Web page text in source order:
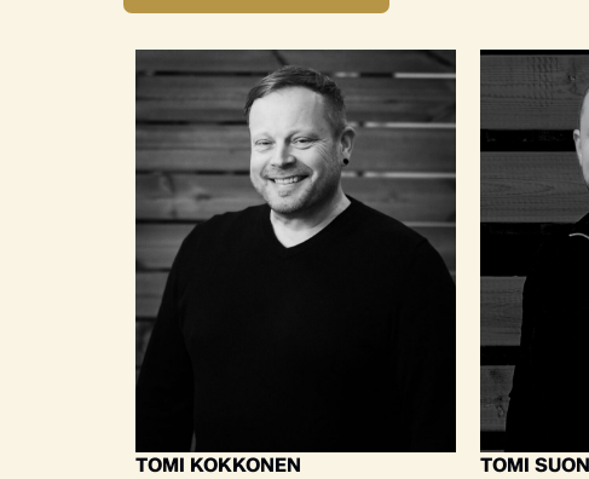
TOMI KOKKONEN TOMI